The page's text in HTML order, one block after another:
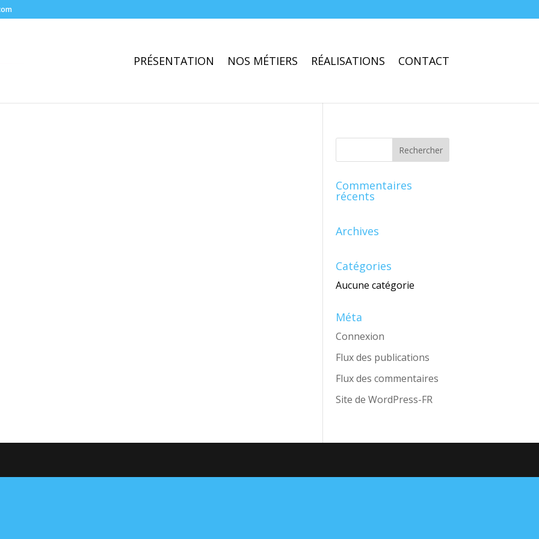
PRÉSENTATION NOS MÉTIERS RÉALISATIONS CONTACT
Commentaires
récents
Archives
Catégories
Aucune catégorie
Méta
Connexion
Flux des publications
Flux des commentaires
Site de WordPress-FR